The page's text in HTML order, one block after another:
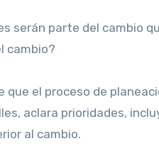
serán parte del cambio
cambio?
que el proceso de
aclara prioridades,
al cambio.